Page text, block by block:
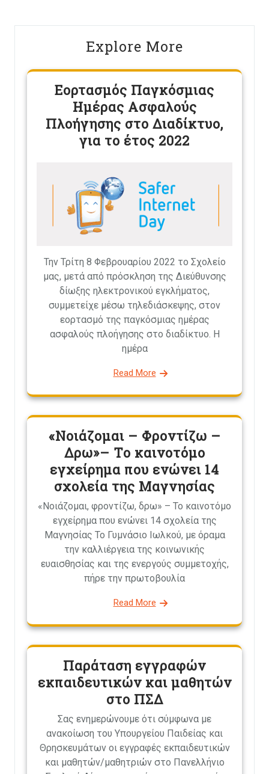
Explore More
Εορτασμός Παγκόσμιας
Ημέρας Ασφαλούς
Πλοήγησης στο Διαδίκτυο,
για το έτος 2022
Την Τρίτη 8 Φεβρουαρίου 2022 το Σχολείο
μας, μετά από πρόσκληση της Διεύθυνσης
δίωξης ηλεκτρονικού εγκλήματος,
συμμετείχε μέσω τηλεδιάσκεψης, στον
εορτασμό της παγκόσμιας ημέρας
ασφαλούς πλοήγησης στο διαδίκτυο. Η
ημέρα
Read More
«Νοιάζομαι – Φροντίζω –
Δρω»– Το καινοτόμο
εγχείρημα που ενώνει 14
σχολεία της Μαγνησίας
«Νοιάζομαι, φροντίζω, δρω» – Το καινοτόμο
εγχείρημα που ενώνει 14 σχολεία της
Μαγνησίας Το Γυμνάσιο Ιωλκού, με όραμα
την καλλιέργεια της κοινωνικής
ευαισθησίας και της ενεργούς συμμετοχής,
πήρε την πρωτοβουλία
Read More
Παράταση εγγραφών
εκπαιδευτικών και μαθητών
στο ΠΣΔ
Σας ενημερώνουμε ότι σύμφωνα με
ανακοίωση του Υπουργείου Παιδείας και
Θρησκευμάτων οι εγγραφές εκπαιδευτικών
και μαθητών/μαθητριών στο Πανελλήνιο